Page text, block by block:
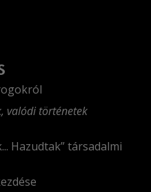
valódi történetek
Hazudtak” társadalmi